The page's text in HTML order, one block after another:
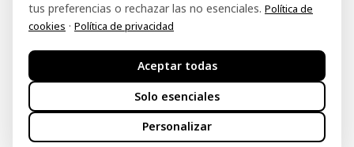
tus preferencias o rechazar las no esenciales. Política de
cookies · Política de privacidad
Solo esenciales
Personalizar
Aceptar todas